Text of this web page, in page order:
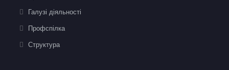
Галузі діяльності
Профспілка
Структура